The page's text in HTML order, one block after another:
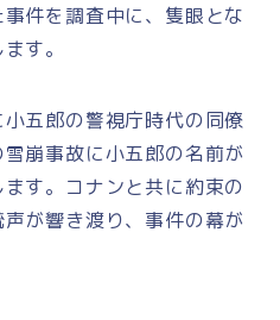
件を調査中に、隻眼とな
す。
五郎の警視庁時代の同僚
崩事故に小五郎の名前が
す。コナンと共に約束の
が響き渡り、事件の幕が